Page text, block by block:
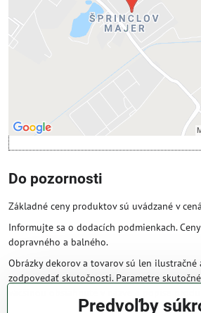
Povoliť tentokrát
Povoliť a zapamätať - súhlas s
cookie: Funkčné
Otvoriť obsah v novom okne
Do pozornosti
Základné ceny produktov sú uvádzané v
Informujte sa o dodacích podmienkach.
dopravného a balného.
Obrázky dekorov a tovarov sú len ilustračné
zodpovedať skutočnosti. Parametre
Predvoľby